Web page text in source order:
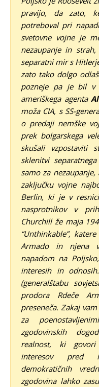
pravijo, da zato,
potreboval pri
svetovne vojne je
nezaupanje in
separatni mir s
zato tako dolgo
pozneje pa je bil v
ameriškega agenta
moža CIA, s SS-
o predaji nemške
prek bolgarskega
skušali vzpostaviti
sklenitvi
samo za
zaključku vojne
Berlin, ki je v
nasprotnikov v
Churchill že maja
“Unthinkable”,
Armado in njena
napadom na
interesih in
(generalštabu
prodora Rdeče
preseneča. Zakaj
za
zgodovinskih
realnost, ki
interesov pred
demokratičnih
zgodovina lahko